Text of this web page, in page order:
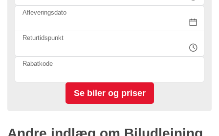
Afleveringsdato
Returtidspunkt
Rabatkode